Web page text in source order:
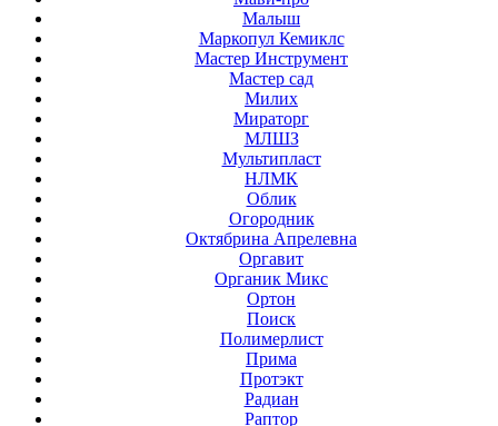
Малыш
Маркопул Кемиклс
Мастер Инструмент
Мастер сад
Милих
Мираторг
МЛШЗ
Мультипласт
НЛМК
Облик
Огородник
Октябрина Апрелевна
Оргавит
Органик Микс
Ортон
Поиск
Полимерлист
Прима
Протэкт
Радиан
Раптор